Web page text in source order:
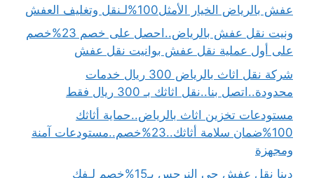
عفش بالرياض الخيار الأمثل100%لـنقل وتغليف العفش
ونيت نقل عفش بالرياض..احصل على خصم 23%خصم
على أول عملية نقل عفش بوانيت نقل عفش
شركة نقل اثاث بالرياض 300 ريال خدمات
محدودة..اتصل بنا..نقل اثاثك بـ 300 ريال فقط
مستودعات تخزين اثاث بالرياض..حماية أثاثك
100%ضمان سلامة أثاثك..23%خصم..مستودعات آمنة
ومجهزة
دينا نقل عفش حي النرجس بـ15%خصم لـفك